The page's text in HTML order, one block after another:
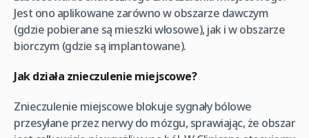
Jest ono aplikowane zarówno w obszarze dawczym
(gdzie pobierane są mieszki włosowe), jak i w obszarze
biorczym (gdzie są implantowane).
Jak działa znieczulenie miejscowe?
Znieczulenie miejscowe blokuje sygnały bólowe
przesyłane przez nerwy do mózgu, sprawiając, że obszar